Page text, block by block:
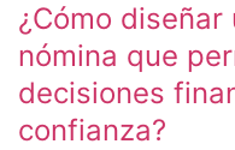
¿Cómo
nómina que
decisiones
confianza?